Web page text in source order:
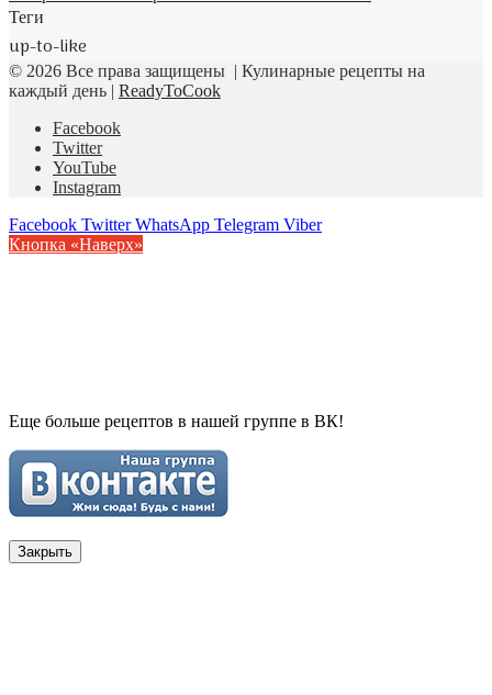
Теги
up-to-like
© 2026 Все права защищены | Кулинарные рецепты на
каждый день | ReadyToCook
Facebook
Twitter
YouTube
Instagram
Facebook Twitter WhatsApp Telegram Viber
Кнопка «Наверх»
Еще больше рецептов в нашей группе в ВК!
Закрыть